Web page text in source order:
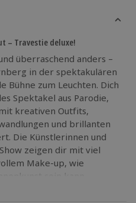
– Travestie deluxe!
überraschend anders –
in der spektakulären
Bühne zum Leuchten. Dich
Spektakel aus Parodie,
kreativen Outfits,
und brillanten
Die Künstlerinnen und
zeigen dir mit viel
Make-up, wie
sein kann.
zurücklehnst, kannst du